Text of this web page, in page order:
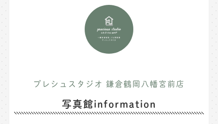
プレシュスタジオ 鎌倉鶴岡八幡宮前店
写真館information